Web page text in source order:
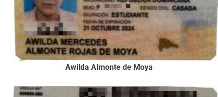
Awilda Almonte de Moya